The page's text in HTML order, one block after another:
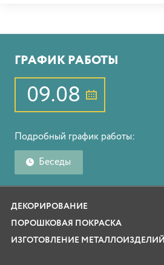
ГРАФИК РАБОТЫ
09.08
Подробный график работы:
Беседы
ДЕКОРИРОВАНИЕ
ПОРОШКОВАЯ ПОКРАСКА
ИЗГОТОВЛЕНИЕ МЕТАЛЛОИЗДЕЛИЙ